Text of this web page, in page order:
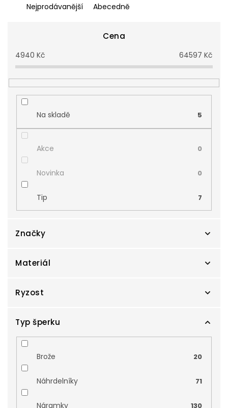
p
r
o
d
u
k
ů
Nejprodávanější
Abecedně
Cena
4940 Kč 64597 Kč
Na skladě 5
Akce 0
Novinka 0
Tip 7
Značky
Cutie
Danfil
Zlatnictví Smaragd
Materiál
Bílé zlato
Kombinované zlato
Ryzost
Au 14 karátů, 585/1000
Au 18 karátů, 750/1000
Ag 925/1000
Typ šperku
Brože 20
Náhrdelníky 71
Náramky 130